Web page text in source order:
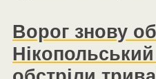
Ворог знову